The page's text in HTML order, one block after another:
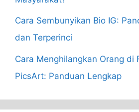
Cara Sembunyikan Bio IG:
dan Terperinci
Cara Menghilangkan Orang di
PicsArt: Panduan Lengkap